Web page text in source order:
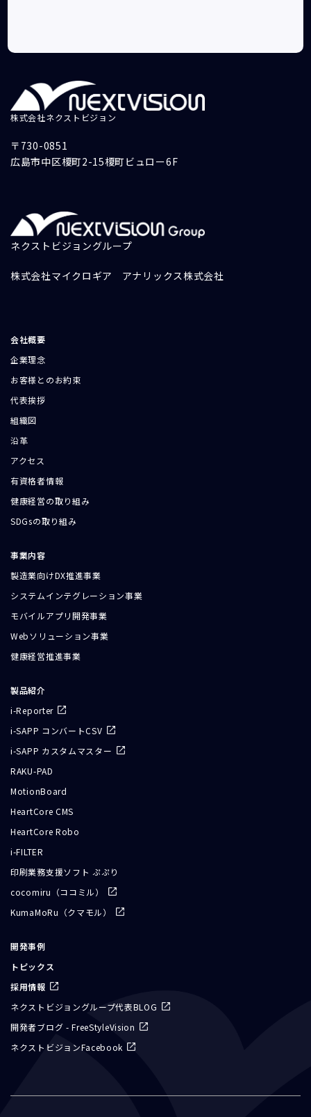
株式会社ネクストビジョン
〒730-0851
広島市中区榎町2-15榎町ビュロー6F
ネクストビジョングループ
株式会社マイクロギア アナリックス株式会社
会社概要
企業理念
お客様とのお約束
代表挨拶
組織図
沿革
アクセス
有資格者情報
健康経営の取り組み
SDGsの取り組み
事業内容
製造業向けDX推進事業
システムインテグレーション事業
モバイルアプリ開発事業
Webソリューション事業
健康経営推進事業
製品紹介
i-Reporter
i-SAPP コンバートCSV
i-SAPP カスタムマスター
RAKU-PAD
MotionBoard
HeartCore CMS
HeartCore Robo
i-FILTER
印刷業務支援ソフト ぷぷり
cocomiru（ココミル）
KumaMoRu（クマモル）
開発事例
トピックス
採用情報
ネクストビジョングループ代表BLOG
開発者ブログ - FreeStyleVision
ネクストビジョンFacebook